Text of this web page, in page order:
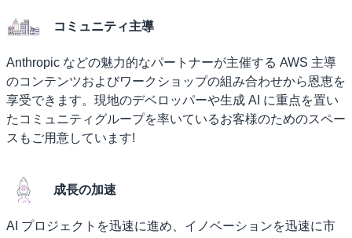
コミュニティ主導
Anthropic などの魅力的なパートナーが主催する AWS 主導
のコンテンツおよびワークショップの組み合わせから恩恵を
享受できます。現地のデベロッパーや生成 AI に重点を置い
たコミュニティグループを率いているお客様のためのスペー
スもご用意しています!
成長の加速
AI プロジェクトを迅速に進め、イノベーションを迅速に市